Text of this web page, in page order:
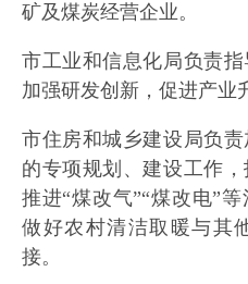
矿及煤炭经营企业。
市工业和信息化局负责
加强研发创新，促进产业
市住房和城乡建设局负
的专项规划、建设工作
推进“煤改气”“煤改电”
做好农村清洁取暖与其
接。